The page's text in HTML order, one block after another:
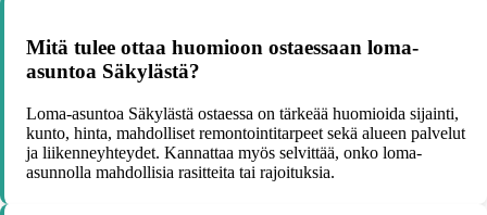
Mitä tulee ottaa huomioon ostaessaan loma-
asuntoa Säkylästä?
Loma-asuntoa Säkylästä ostaessa on tärkeää huomioida sijainti,
kunto, hinta, mahdolliset remontointitarpeet sekä alueen palvelut
ja liikenneyhteydet. Kannattaa myös selvittää, onko loma-
asunnolla mahdollisia rasitteita tai rajoituksia.